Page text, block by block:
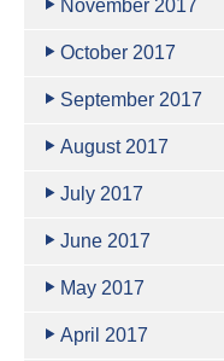
November 2017
October 2017
September 2017
August 2017
July 2017
June 2017
May 2017
April 2017